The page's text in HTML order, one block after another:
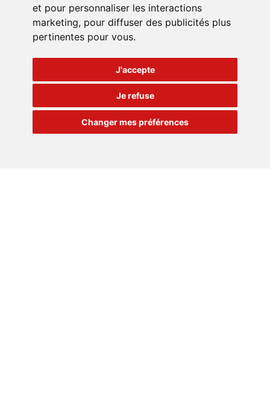
URGENCEDÉPANNAGE24H/24
et pour personnaliser les interactions
marketing, pour diffuser des publicités plus
pertinentes pour vous.
J'accepte
Je refuse
Changer mes préférences